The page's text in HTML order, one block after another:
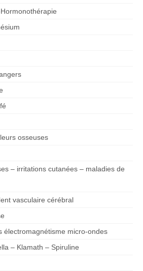
osseuses
– irritations cutanées – maladies de
vasculaire cérébral
électromagnétisme micro-ondes
– Klamath – Spiruline